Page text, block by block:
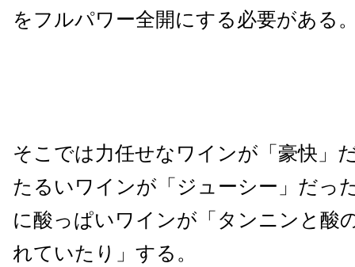
をフルパワー全開にする必要がある
そこでは力任せなワインが「豪快」
たるいワインが「ジューシー」だっ
に酸っぱいワインが「タンニンと酸
れていたり」する。